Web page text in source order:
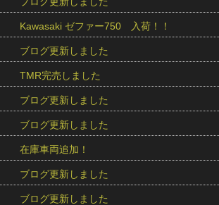
Kawasaki ゼファー750 入荷！！
ブログ更新しました
TMR完売しました
ブログ更新しました
ブログ更新しました
在庫車両追加！
ブログ更新しました
ブログ更新しました